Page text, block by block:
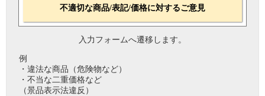
不適切な商品/表記/価格に対するご意見
入力フォームへ遷移します。
例
・違法な商品（危険物など）
・不当な二重価格など
（景品表示法違反）